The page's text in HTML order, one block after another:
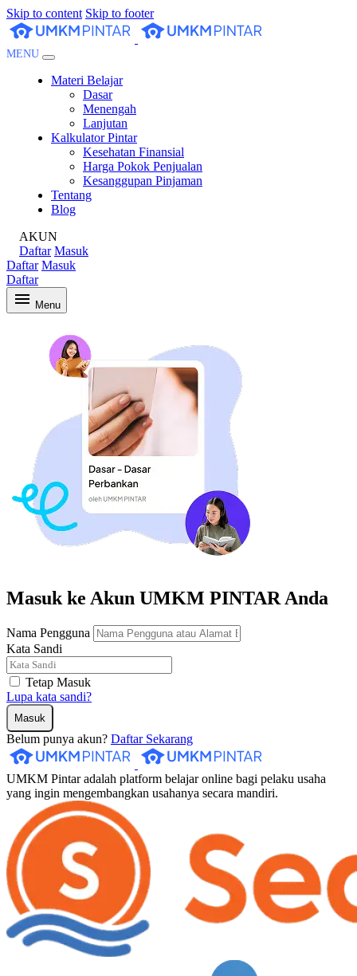
Skip to content Skip to footer
MENU
Materi Belajar
Dasar
Menengah
Lanjutan
Kalkulator Pintar
Kesehatan Finansial
Harga Pokok Penjualan
Kesanggupan Pinjaman
Tentang
Blog
AKUN
Daftar Masuk
Daftar Masuk
Daftar
Menu
Masuk ke Akun UMKM PINTAR Anda
Nama Pengguna
Kata Sandi
Tetap Masuk
Lupa kata sandi?
Masuk
Belum punya akun? Daftar Sekarang
UMKM Pintar adalah platform belajar online bagi pelaku usaha
yang ingin mengembangkan usahanya secara mandiri.